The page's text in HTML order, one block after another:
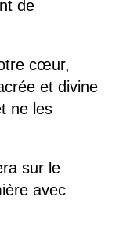
de
cœur,
et divine
ne les
sur le
avec